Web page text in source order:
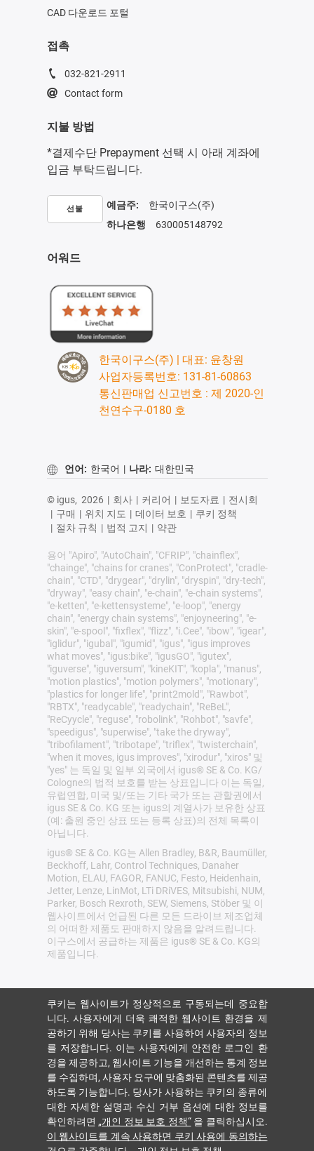
CAD 다운로드 포털
접촉
032-821-2911
Contact form
지불 방법
*결제수단 Prepayment 선택 시 아래 계좌에
입금 부탁드립니다.
선불 예금주: 한국이구스(주)
하나은행 630005148792
어워드
한국이구스(주) | 대표: 윤창원
사업자등록번호: 131-81-60863
통신판매업 신고번호 : 제 2020-인
천연수구-0180 호
언어: 한국어 | 나라: 대한민국
© igus, 2026 | 회사 | 커리어 | 보도자료 | 전시회
| 구매 | 위치 지도 | 데이터 보호 | 쿠키 정책
| 절차 규칙 | 법적 고지 | 약관
용어 "Apiro", "AutoChain", "CFRIP", "chainflex",
"chainge", "chains for cranes", "ConProtect", "cradle-
chain", "CTD", "drygear", "drylin", "dryspin", "dry-tech",
"dryway", "easy chain", "e-chain", "e-chain systems",
"e-ketten", "e-kettensysteme", "e-loop", "energy
chain", "energy chain systems", "enjoyneering", "e-
skin", "e-spool", "fixflex", "flizz", "i.Cee", "ibow", "igear",
"iglidur", "igubal", "igumid", "igus", "igus improves
what moves", "igus:bike", "igusGO", "igutex",
"iguverse", "iguversum", "kineKIT", "kopla", "manus",
"motion plastics", "motion polymers", "motionary",
"plastics for longer life", "print2mold", "Rawbot",
"RBTX", "readycable", "readychain", "ReBeL",
"ReCyycle", "reguse", "robolink", "Rohbot", "savfe",
"speedigus", "superwise", "take the dryway",
"tribofilament", "tribotape", "triflex", "twisterchain",
"when it moves, igus improves", "xirodur", "xiros" 및
"yes" 는 독일 및 일부 외국에서 igus® SE & Co. KG/
Cologne의 법적 보호를 받는 상표입니다 이는 독일,
유럽연합, 미국 및/또는 기타 국가 또는 관할권에서
igus SE & Co. KG 또는 igus의 계열사가 보유한 상표
(예: 출원 중인 상표 또는 등록 상표)의 전체 목록이
아닙니다.
igus® SE & Co. KG는 Allen Bradley, B&R, Baumüller,
Beckhoff, Lahr, Control Techniques, Danaher
Motion, ELAU, FAGOR, FANUC, Festo, Heidenhain,
Jetter, Lenze, LinMot, LTi DRiVES, Mitsubishi, NUM,
Parker, Bosch Rexroth, SEW, Siemens, Stöber 및 이
웹사이트에서 언급된 다른 모든 드라이브 제조업체
의 어떠한 제품도 판매하지 않음을 알려드립니다.
이구스에서 공급하는 제품은 igus® SE & Co. KG의
제품입니다.
쿠키는 웹사이트가 정상적으로 구동되는데 중요합
니다. 사용자에게 더욱 쾌적한 웹사이트 환경을 제
공하기 위해 당사는 쿠키를 사용하여 사용자의 정보
를 저장합니다. 이는 사용자에게 안전한 로그인 환
경을 제공하고, 웹사이트 기능을 개선하는 통계 정보
를 수집하며, 사용자 요구에 맞춤화된 콘텐츠를 제공
하도록 기능합니다. 당사가 사용하는 쿠키의 종류에
대한 자세한 설명과 수신 거부 옵션에 대한 정보를
확인하려면 „개인 정보 보호 정책“을 클릭하십시오.
이 웹사이트를 계속 사용하면 쿠키 사용에 동의하는